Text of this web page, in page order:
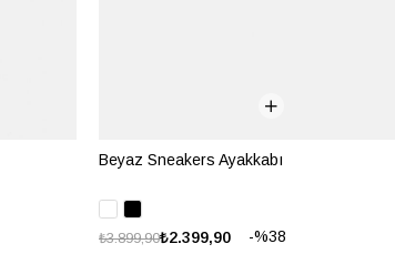
Beyaz Sneakers Ayakkabı
%38
₺2.399,90
₺3.899,90